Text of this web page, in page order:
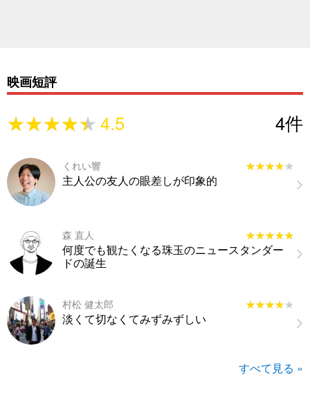
映画短評
★★★★★
★★★★★4.5 4件
くれい響 ★★★★★
★★★★★
主人公の友人の眼差しが印象的
森 直人 ★★★★★
★★★★★
何度でも観たくなる珠玉のニュースタンダー
ドの誕生
村松 健太郎 ★★★★★
★★★★★
淡くて切なくてみずみずしい
すべて見る »